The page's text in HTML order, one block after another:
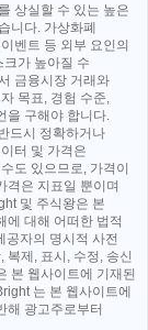
상실할 수 있는 높은
니다. 가상화폐
벤트 등 외부 요인의
가 높아질 수
금융시장 거래와
목표, 경험 수준,
을 구해야 합니다.
드시 정확하거나
터 및 가격은
도 있으므로, 가격이
격은 지표일 뿐이며
및 주식왕은 본
에 대해 어떠한 법적
공자의 명시적 사전
복제, 표시, 수정, 송신
본 웹사이트에 기재된
는 본 웹사이트에
해 광고주로부터